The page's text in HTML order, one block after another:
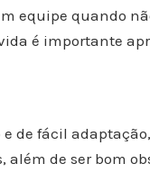
equipe quando
é importante
de fácil
além de ser bom